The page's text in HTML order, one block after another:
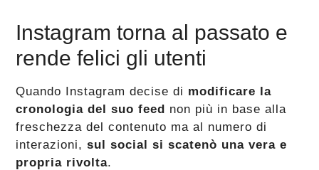
Instagram torna al passato e
rende felici gli utenti
Quando Instagram decise di modificare la
cronologia del suo feed non più in base alla
freschezza del contenuto ma al numero di
interazioni,sul social si scatenò una vera e
propria rivolta.